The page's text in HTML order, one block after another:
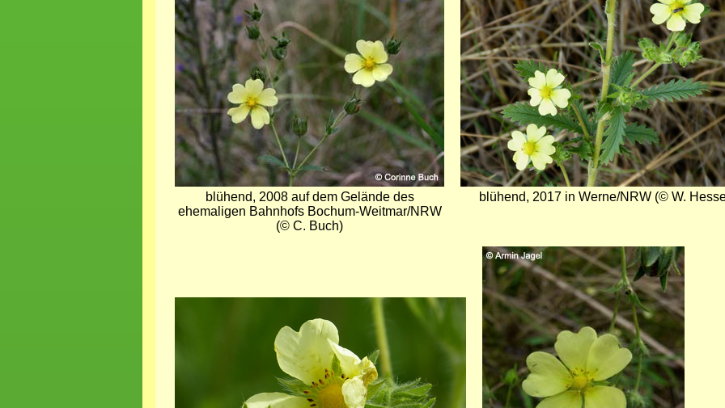
blühend, 2008 auf dem Gelände des
ehemaligen Bahnhofs Bochum-Weitmar/NRW
(© C. Buch)
blühend, 2017 in Werne/NRW (© W.
Bild